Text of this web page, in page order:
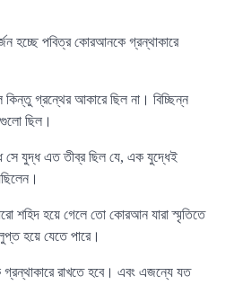
হচ্ছে পবিত্র কোরআনকে গ্রন্থাকারে
গ্রন্থের আকারে ছিল না। বিচ্ছিন্ন
ছিল।
সে যুদ্ধ এত তীব্র ছিল যে, এক যুদ্ধেই
শহিদ হয়ে গেলে তো কোরআন যারা স্মৃতিতে
হয়ে যেতে পারে।
রাখতে হবে। এবং এজন্যে যত